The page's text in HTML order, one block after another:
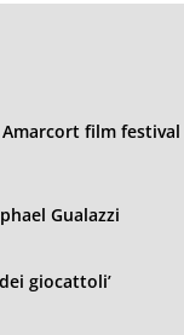
film festival
Gualazzi
giocattoli’